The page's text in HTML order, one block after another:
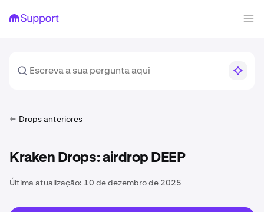
Drops anteriores
Kraken Drops: airdrop DEEP
Última atualização: 10 de dezembro de 2025